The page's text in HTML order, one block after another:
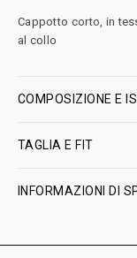
Cappotto corto, in
al collo
COMPOSIZIONE E
TAGLIA E FIT
INFORMAZIONI DI